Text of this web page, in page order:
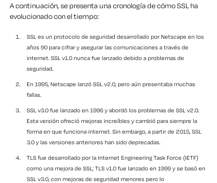
A continuación, se presenta una cronología de cómo SSL ha
evolucionado con el tiempo:
SSL es un protocolo de seguridad desarrollado por Netscape en los
años 90 para cifrar y asegurar las comunicaciones a través de
internet. SSL v1.0 nunca fue lanzado debido a problemas de
seguridad.
En 1995, Netscape lanzó SSL v2.0, pero aún presentaba muchas
fallas.
SSL v3.0 fue lanzado en 1996 y abordó los problemas de SSL v2.0.
Esta versión ofreció mejoras increíbles y cambió para siempre la
forma en que funciona internet. Sin embargo, a partir de 2015, SSL
3.0 y las versiones anteriores han sido deprecadas.
TLS fue desarrollado por la Internet Engineering Task Force (IETF)
como una mejora de SSL; TLS v1.0 fue lanzado en 1999 y se basó en
SSL v3.0, con mejoras de seguridad menores pero lo